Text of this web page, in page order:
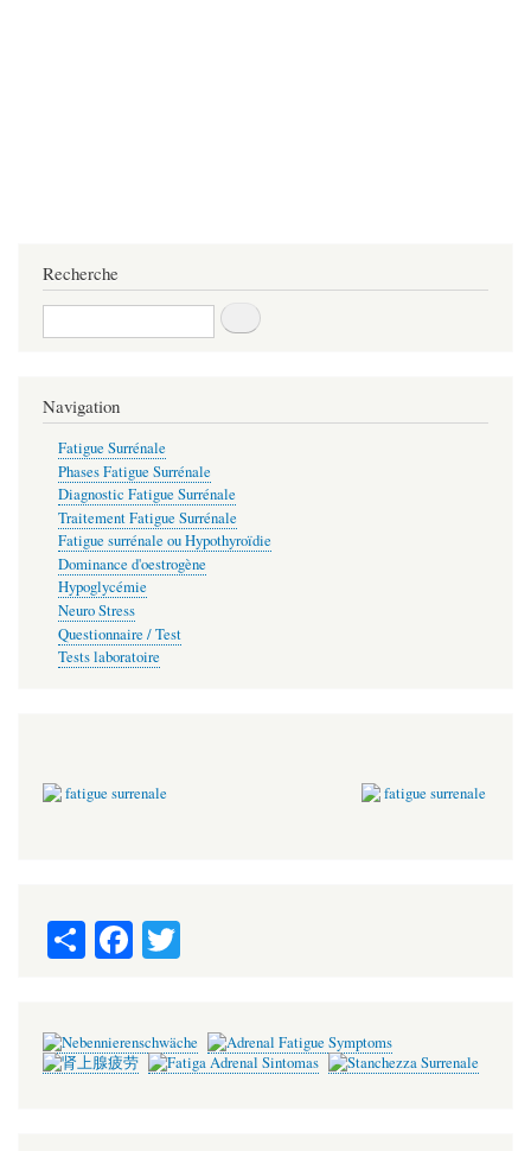
Recherche
Recherche
Navigation
Fatigue Surrénale
Phases Fatigue Surrénale
Diagnostic Fatigue Surrénale
Traitement Fatigue Surrénale
Fatigue surrénale ou Hypothyroïdie
Dominance d'oestrogène
Hypoglycémie
Neuro Stress
Questionnaire / Test
Tests laboratoire
S
ha
Fa
ce
okr